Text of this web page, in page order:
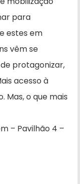
para
estes em
vêm se
protagonizar,
acesso à
Mas, o que mais
– Pavilhão 4 –